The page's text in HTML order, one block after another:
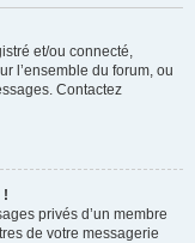
et/ou connecté,
l’ensemble du forum, ou
Contactez
!
privés d’un membre
de votre messagerie